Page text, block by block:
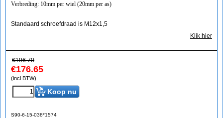
Verbreding: 10mm per wiel (20mm per as)
Standaard schroefdraad is M12x1,5
Klik hier
€196.70
€176.65
(incl BTW)
Koop nu
S90-6-15-038*1574